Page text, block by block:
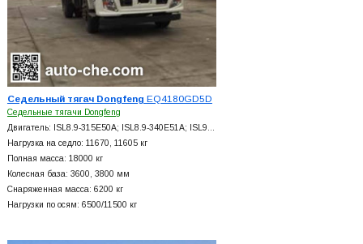
Седельный тягач Dongfeng EQ4180GD5D
Седельные тягачи Dongfeng
Двигатель: ISL8.9-315E50A; ISL8.9-340E51A; ISL9…
Нагрузка на седло: 11670, 11605 кг
Полная масса: 18000 кг
Колесная база: 3600, 3800 мм
Снаряженная масса: 6200 кг
Нагрузки по осям: 6500/11500 кг